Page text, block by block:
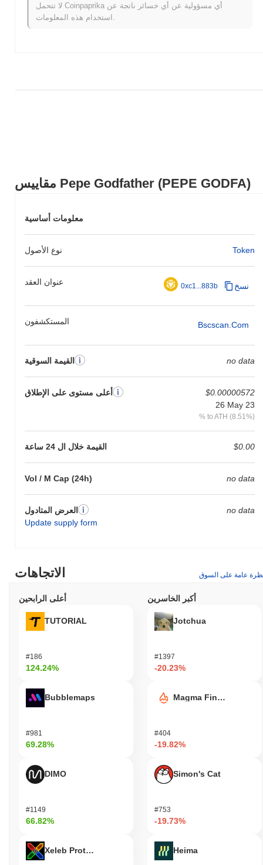
مقاييس Pepe Godfather (PEPE GODFA)
معلومات أساسية
نوع الأصول Token
عنوان العقد 0xc1...883b نسخ
المستكشفون Bscscan.com
القيمة السوقية no data
أعلى مستوى على الإطلاق
$0.00000572
26 May 23
% to ATH (8.51%)
القيمة خلال ال 24 ساعة $0.00
Vol / M Cap (24h) no data
العرض المتادول
Update supply form
no data
0.00%
، متأخرًا عن
سوق العملات المشفرة بشكل عام الذي سجل مكاسب 0.26%
. يشير
لا تتحمل Coinpaprika أي مسؤولية عن أي خسائر ناتجة عن
الاتجاهات عامة على السوق
أعلى الرابحين
TUTORIAL
#186
124.24%
Bubblemaps
#981
69.28%
DIMO
#1149
66.82%
Xeleb Protocol
أكبر الخاسرين
Jotchua
#1397
-20.23%
Magma Finance
#404
-19.82%
Simon's Cat
#753
-19.73%
Heima